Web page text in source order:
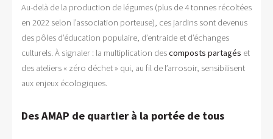
Au-delà de la production de légumes (plus de 4 tonnes récoltées
en 2022 selon l’association porteuse), ces jardins sont devenus
des pôles d’éducation populaire, d’entraide et d’échanges
culturels. À signaler : la multiplication descomposts partagés et
des ateliers « zéro déchet » qui, au fil de l’arrosoir, sensibilisent
aux enjeux écologiques.
Des AMAP de quartier à la portée de tous